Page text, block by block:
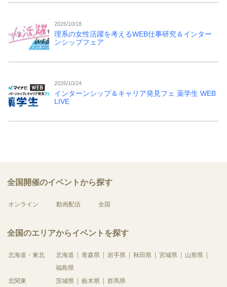
2026/10/18
理系の女性活躍を考えるWEB仕事研究＆インター
ンシップフェア
2026/10/24
インターンシップ＆キャリア発見フェ 薬学生 WEB
LIVE
全国開催のイベントから探す
オンライン 動画配信 全国
全国のエリアからイベントを探す
北海道・東北 北海道 青森県 岩手県 秋田県 宮城県
山形県
福島県
北関東
茨城県 栃木県 群馬県